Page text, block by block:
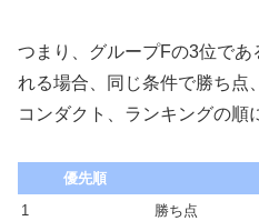
つまり、グループFの3位で
れる場合、同じ条件で勝ち点
コンダクト、ランキングの順
優先順
1
勝ち点